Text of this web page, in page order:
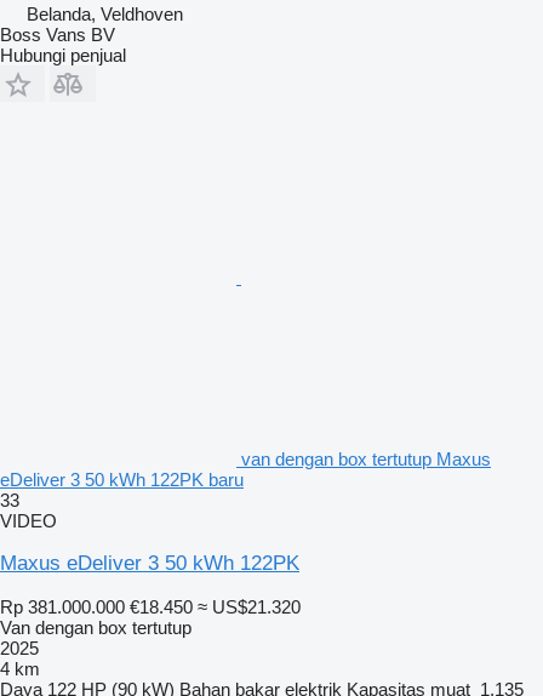
Belanda, Veldhoven
Boss Vans BV
Hubungi penjual
van dengan box tertutup Maxus
eDeliver 3 50 kWh 122PK baru
33
VIDEO
Maxus eDeliver 3 50 kWh 122PK
Rp 381.000.000 €18.450 ≈ US$21.320
Van dengan box tertutup
2025
4 km
Daya 122 HP (90 kW) Bahan bakar elektrik Kapasitas muat 1.135